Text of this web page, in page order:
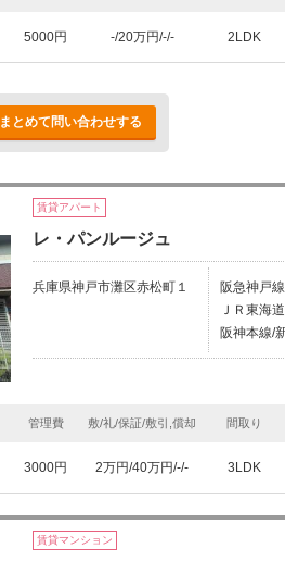
5000円 -/20万円/-/- 2LDK
まとめて問い合わせする
賃貸アパート
レ・パンルージュ
兵庫県神戸市灘区赤松町１
阪急神戸
ＪＲ東海
阪神本線/
管理費 敷/礼/保証/敷引,償却 間取り
3000円 2万円/40万円/-/- 3LDK
賃貸マンション